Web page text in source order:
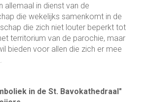
allemaal in dienst van de
die wekelijks samenkomt in de
die zich niet louter beperkt tot
territorium van de parochie, maar
bieden voor allen die zich er mee
in de St. Bavokathedraal"